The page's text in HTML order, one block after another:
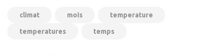
climat mois temperature
temperatures temps